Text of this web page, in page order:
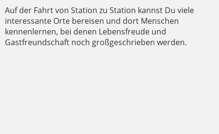
Auf der Fahrt von Station zu Station kannst Du viele
interessante Orte bereisen und dort Menschen
kennenlernen, bei denen Lebensfreude und
Gastfreundschaft noch großgeschrieben werden.